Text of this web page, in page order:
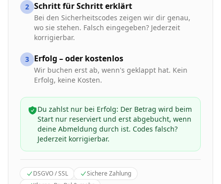
2 Schritt für Schritt erklärt
Bei den Sicherheitscodes zeigen wir dir genau,
wo sie stehen. Falsch eingegeben? Jederzeit
korrigierbar.
3 Erfolg – oder kostenlos
Wir buchen erst ab, wenn's geklappt hat. Kein
Erfolg, keine Kosten.
Du zahlst nur bei Erfolg: Der Betrag wird beim
Start nur reserviert und erst abgebucht, wenn
deine Abmeldung durch ist. Codes falsch?
Jederzeit korrigierbar.
DSGVO / SSL
Sichere Zahlung